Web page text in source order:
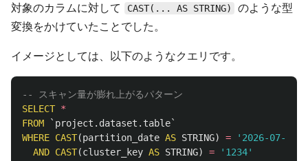
対象のカラムに対して
CAST(... AS STRING)
のような型
変換をかけていたことでした。
イメージとしては、以下のようなクエリです。
-- スキャン量が膨れ上がるパターン
SELECT *
FROM
`project.dataset.table`
WHERE CAST(partition_date AS STRING) =
'2026-07-01'
AND CAST(cluster_key AS STRING) = '1234'